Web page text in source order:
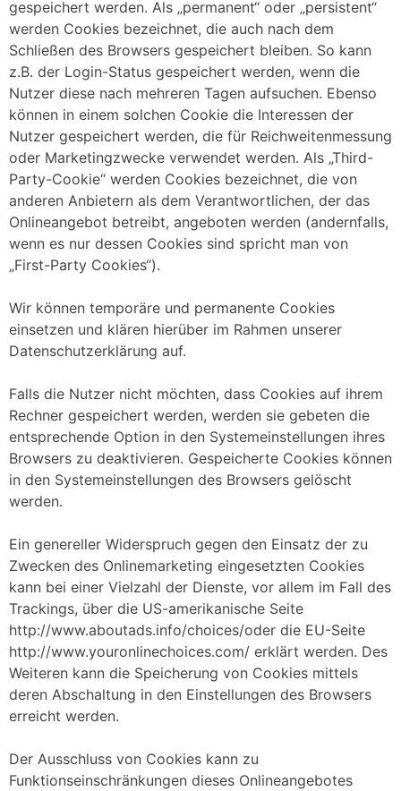
gespeichert werden. Als „permanent“ oder „persistent“
werden Cookies bezeichnet, die auch nach dem
Schließen des Browsers gespeichert bleiben. So kann
z.B. der Login-Status gespeichert werden, wenn die
Nutzer diese nach mehreren Tagen aufsuchen. Ebenso
können in einem solchen Cookie die Interessen der
Nutzer gespeichert werden, die für Reichweitenmessung
oder Marketingzwecke verwendet werden. Als „Third-
Party-Cookie“ werden Cookies bezeichnet, die von
anderen Anbietern als dem Verantwortlichen, der das
Onlineangebot betreibt, angeboten werden (andernfalls,
wenn es nur dessen Cookies sind spricht man von
„First-Party Cookies“).
Wir können temporäre und permanente Cookies
einsetzen und klären hierüber im Rahmen unserer
Datenschutzerklärung auf.
Falls die Nutzer nicht möchten, dass Cookies auf ihrem
Rechner gespeichert werden, werden sie gebeten die
entsprechende Option in den Systemeinstellungen ihres
Browsers zu deaktivieren. Gespeicherte Cookies können
in den Systemeinstellungen des Browsers gelöscht
werden.
Ein genereller Widerspruch gegen den Einsatz der zu
Zwecken des Onlinemarketing eingesetzten Cookies
kann bei einer Vielzahl der Dienste, vor allem im Fall des
Trackings, über die US-amerikanische Seite
http://www.aboutads.info/choices/oder die EU-Seite
http://www.youronlinechoices.com/ erklärt werden. Des
Weiteren kann die Speicherung von Cookies mittels
deren Abschaltung in den Einstellungen des Browsers
erreicht werden.
Der Ausschluss von Cookies kann zu
Funktionseinschränkungen dieses Onlineangebotes